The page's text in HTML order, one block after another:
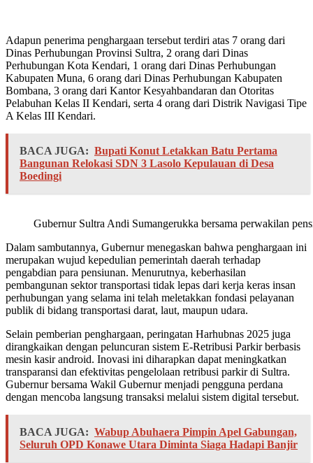
Adapun penerima penghargaan tersebut terdiri atas 7 orang dari
Dinas Perhubungan Provinsi Sultra, 2 orang dari Dinas
Perhubungan Kota Kendari, 1 orang dari Dinas Perhubungan
Kabupaten Muna, 6 orang dari Dinas Perhubungan Kabupaten
Bombana, 3 orang dari Kantor Kesyahbandaran dan Otoritas
Pelabuhan Kelas II Kendari, serta 4 orang dari Distrik Navigasi Tipe
A Kelas III Kendari.
BACA JUGA: Bupati Konut Letakkan Batu Pertama
Bangunan Relokasi SDN 3 Lasolo Kepulauan di Desa
Boedingi
Gubernur Sultra Andi Sumangerukka bersama perwakilan
Dalam sambutannya, Gubernur menegaskan bahwa penghargaan ini
merupakan wujud kepedulian pemerintah daerah terhadap
pengabdian para pensiunan. Menurutnya, keberhasilan
pembangunan sektor transportasi tidak lepas dari kerja keras insan
perhubungan yang selama ini telah meletakkan fondasi pelayanan
publik di bidang transportasi darat, laut, maupun udara.
Selain pemberian penghargaan, peringatan Harhubnas 2025 juga
dirangkaikan dengan peluncuran sistem E-Retribusi Parkir berbasis
mesin kasir android. Inovasi ini diharapkan dapat meningkatkan
transparansi dan efektivitas pengelolaan retribusi parkir di Sultra.
Gubernur bersama Wakil Gubernur menjadi pengguna perdana
dengan mencoba langsung transaksi melalui sistem digital tersebut.
BACA JUGA: Wabup Abuhaera Pimpin Apel Gabungan,
Seluruh OPD Konawe Utara Diminta Siaga Hadapi Banjir